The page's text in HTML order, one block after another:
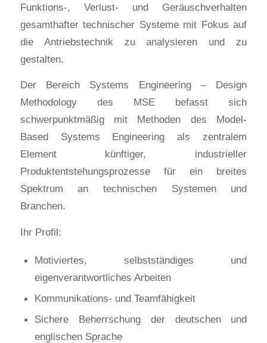
Funktions-, Verlust- und Geräuschverhalten
gesamthafter technischer Systeme mit Fokus auf
die Antriebstechnik zu analysieren und zu
gestalten.
Der Bereich Systems Engineering – Design
Methodology des MSE befasst sich
schwerpunktmäßig mit Methoden des Model-
Based Systems Engineering als zentralem
Element künftiger, industrieller
Produktentstehungsprozesse für ein breites
Spektrum an technischen Systemen und
Branchen.
Ihr Profil:
Motiviertes, selbstständiges und
eigenverantwortliches Arbeiten
Kommunikations- und Teamfähigkeit
Sichere Beherrschung der deutschen und
englischen Sprache